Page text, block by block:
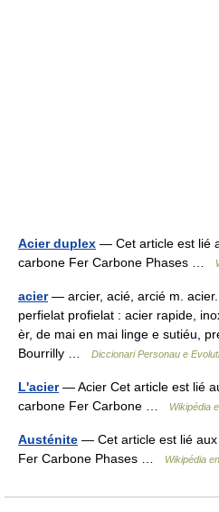
Acier duplex — Cet article est lié
carbone Fer Carbone Phases …
acier— arcier, acié, arcié m. acier.
perfielat profielat : acier rapide,
èr, de mai en mai linge e sutiéu,
Bourrilly …
Diccionari Personau e
L'acier— Acier Cet article est lié
carbone Fer Carbone …
Wikipédia
Austénite — Cet article est lié
Fer Carbone Phases …
Wikipédia